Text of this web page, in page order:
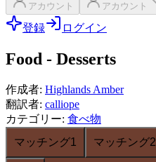
アカウント アカウント
登録 ログイン
Food - Desserts
作成者: Highlands Amber
翻訳者: calliope
カテゴリー: 食べ物
マッチング1
マッチング2